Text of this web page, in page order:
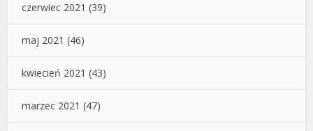
czerwiec 2021 (39)
maj 2021 (46)
kwiecień 2021 (43)
marzec 2021 (47)